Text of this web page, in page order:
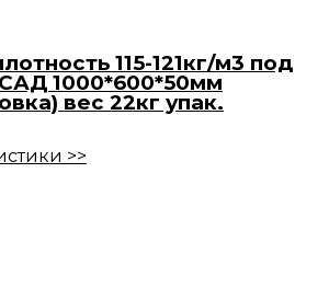
115-121кг/м3 под
1000*600*50мм
вес 22кг упак.
>>